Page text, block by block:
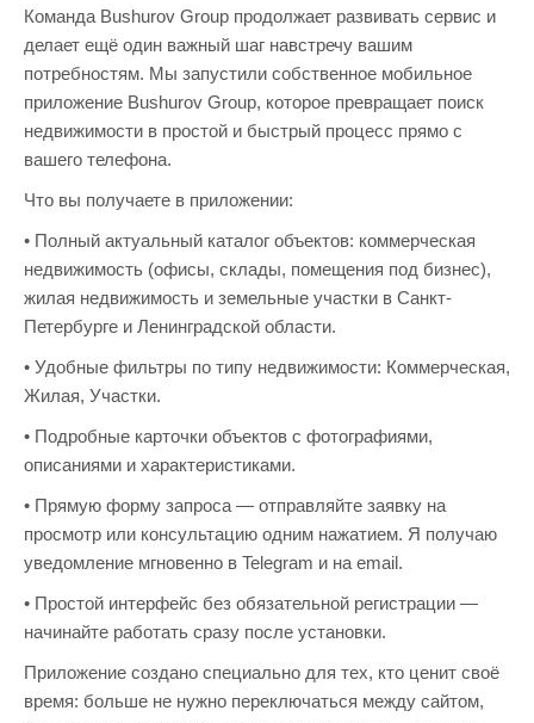
Команда Bushurov Group продолжает развивать сервис и
делает ещё один важный шаг навстречу вашим
потребностям. Мы запустили собственное мобильное
приложение Bushurov Group, которое превращает поиск
недвижимости в простой и быстрый процесс прямо с
вашего телефона.
Что вы получаете в приложении:
• Полный актуальный каталог объектов: коммерческая
недвижимость (офисы, склады, помещения под бизнес),
жилая недвижимость и земельные участки в Санкт-
Петербурге и Ленинградской области.
• Удобные фильтры по типу недвижимости: Коммерческая,
Жилая, Участки.
• Подробные карточки объектов с фотографиями,
описаниями и характеристиками.
• Прямую форму запроса — отправляйте заявку на
просмотр или консультацию одним нажатием. Я получаю
уведомление мгновенно в Telegram и на email.
• Простой интерфейс без обязательной регистрации —
начинайте работать сразу после установки.
Приложение создано специально для тех, кто ценит своё
время: больше не нужно переключаться между сайтом,